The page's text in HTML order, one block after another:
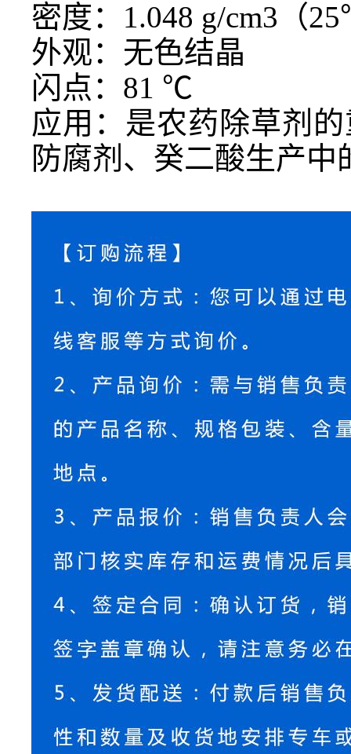
密度： 1.048 g/cm3（25
外观：无色结晶
闪点： 81 ℃
应用：是农药除草剂
防腐剂、癸二酸生产中